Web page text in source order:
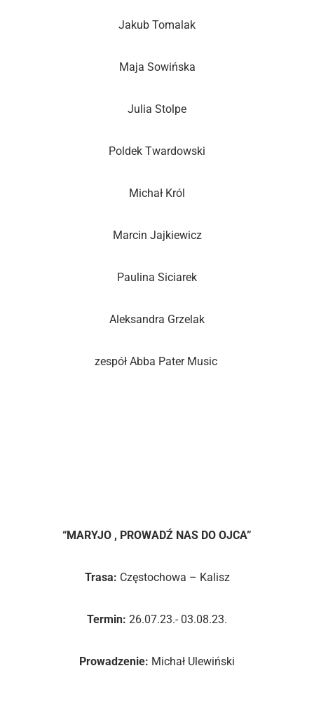
Jakub Tomalak
Maja Sowińska
Julia Stolpe
Poldek Twardowski
Michał Król
Marcin Jajkiewicz
Paulina Siciarek
Aleksandra Grzelak
zespół Abba Pater Music
“MARYJO , PROWADŹ NAS DO OJCA”
Trasa: Częstochowa – Kalisz
Termin: 26.07.23.- 03.08.23.
Prowadzenie: Michał Ulewiński